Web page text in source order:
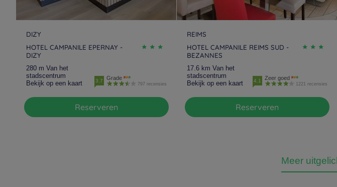
DIZY
HOTEL CAMPANILE EPERNAY -
DIZY
280 m Van het
stadscentrum
Bekijk op een kaart
3.7 Grade
797 recensies
Reserveren
REIMS
HOTEL CAMPANILE REIMS SUD -
BEZANNES
17.6 km Van het
stadscentrum
Bekijk op een kaart
4.1 Zeer goed
1221 recensies
Reserveren
Meer